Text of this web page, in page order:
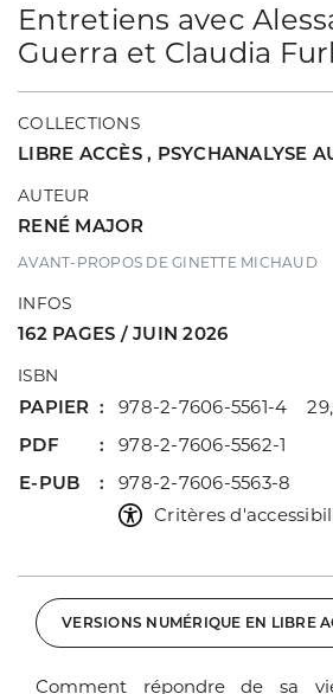
Entretiens avec
Guerra et Claudia
COLLECTIONS
LIBRE ACCÈS , PSYCHANALYSE
AUTEUR
RENÉ MAJOR
AVANT-PROPOS DE GINETTE MICHAUD
INFOS
162 PAGES / JUIN 2026
ISBN
PAPIER
978-2-7606-5561-4
PDF
978-2-7606-5562-1
E-PUB
978-2-7606-5563-8
Critères
VERSIONS NUMÉRIQUE EN LIBRE
Comment répondre de sa